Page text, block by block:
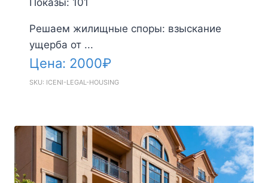
Решаем жилищные споры: взыскание
ущерба от ...
Цена: 2000₽
SKU: ICENI-LEGAL-HOUSING